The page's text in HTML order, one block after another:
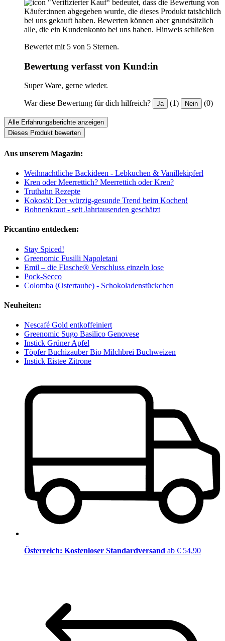
"Verifizierter Kauf“ bedeutet, dass die Bewertung von
Käufer:innen abgegeben wurde, die dieses Produkt tatsächlich
bei uns gekauft haben. Bewerten können aber grundsätzlich
alle, die ein Kundenkonto bei uns haben. Hinweis schließen
Bewertet mit 5 von 5 Sternen.
Bewertung verfasst von Kund:in
Super Ware, gerne wieder.
War diese Bewertung für dich hilfreich? Ja (1) Nein (0)
Alle Erfahrungsberichte anzeigen
Dieses Produkt bewerten
Aus unserem Magazin:
Weihnachtliche Backideen - Lebkuchen & Vanillekipferl
Kren oder Meerrettich? Meerrettich oder Kren?
Truthahn Rezepte
Kokosöl: Der würzig-gesunde Trend beim Kochen!
Bohnenkraut - seit Jahrtausenden geschätzt
Piccantino entdecken:
Stay Spiced!
Greenomic Fusilli Napoletani
Emil – die Flasche® Verschluss einzeln lose
Pock-Secco
Colomba (Ostertaube) - Schokoladenstückchen
Neuheiten:
Nescafé Gold entkoffeiniert
Greenomic Sugo Basilico Genovese
Instick Grüner Apfel
Töpfer Buchizauber Bio Milchbrei Buchweizen
Instick Eistee Zitrone
Österreich: Kostenloser Standardversand ab € 54,90